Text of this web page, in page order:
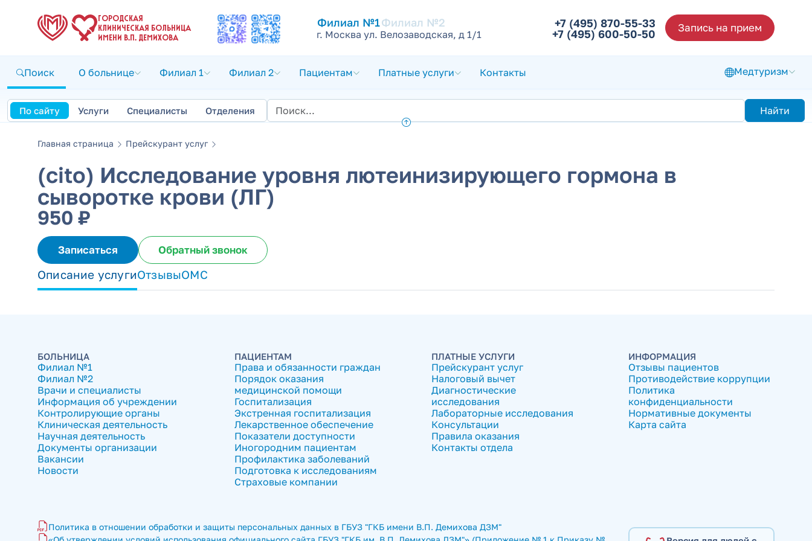
ГОРОДСКАЯ
КЛИНИЧЕСКАЯ БОЛЬНИЦА
ИМЕНИ В.П. ДЕМИХОВА
Филиал №1Филиал №2
г. Москва ул. Велозаводская, д 1/1
+7 (495) 870-55-33
+7 (495) 600-50-50
Запись на прием
Поиск О больнице Филиал 1 Филиал 2 Пациентам Платные услуги Контакты Медтуризм
По сайту Услуги Специалисты Отделения Найти
Главная страница Прейскурант услуг
(cito) Исследование уровня лютеинизирующего гормона в
сыворотке крови (ЛГ)
950 ₽
Записаться Обратный звонок
Описание услугиОтзывыОМС
БОЛЬНИЦА
Филиал №1
Филиал №2
Врачи и специалисты
Информация об учреждении
Контролирующие органы
Клиническая деятельность
Научная деятельность
Документы организации
Вакансии
Новости
ПАЦИЕНТАМ
Права и обязанности граждан
Порядок оказания
медицинской помощи
Госпитализация
Экстренная госпитализация
Лекарственное обеспечение
Показатели доступности
Иногородним пациентам
Профилактика заболеваний
Подготовка к исследованиям
Страховые компании
ПЛАТНЫЕ УСЛУГИ
Прейскурант услуг
Налоговый вычет
Диагностические
исследования
Лабораторные исследования
Консультации
Правила оказания
Контакты отдела
ИНФОРМАЦИЯ
Отзывы пациентов
Противодействие коррупции
Политика
конфиденциальности
Нормативные документы
Карта сайта
Политика в отношении обработки и защиты персональных данных в ГБУЗ "ГКБ имени В.П. Демихова ДЗМ"